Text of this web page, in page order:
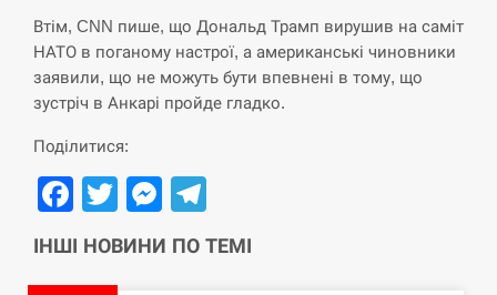
Втім, CNN пише, що Дональд Трамп вирушив на саміт
НАТО в поганому настрої, а американські чиновники
заявили, що не можуть бути впевнені в тому, що
зустріч в Анкарі пройде гладко.
Поділитися:
Facebook
TwitterMessenger
ІНШІ НОВИНИ ПО ТЕМІ